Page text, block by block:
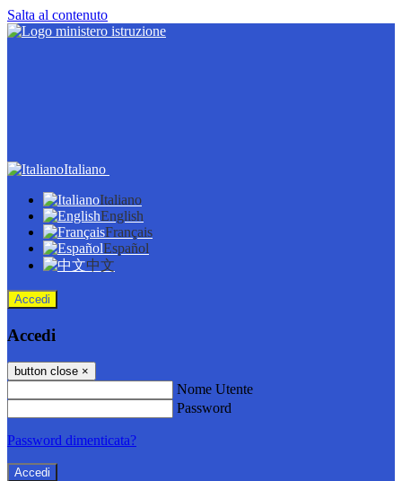
Salta al contenuto
Italiano
Italiano
English
Français
Español
中文
Accedi
Accedi
button close ×
Nome Utente
Password
Password dimenticata?